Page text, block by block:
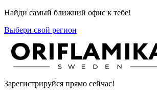
Найди самый ближний офис к тебе!
Выбери свой регион
Зарегистрируйся прямо сейчас!